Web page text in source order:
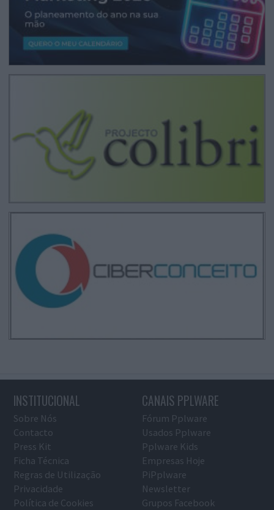
INSTITUCIONAL
Sobre Nós
Contacto
Press Kit
Ficha Técnica
Regras de Utilização
Privacidade
Política de Cookies
CANAIS PPLWARE
Fórum Pplware
Usados Pplware
Pplware Kids
Empresas Hoje
PiPplware
Newsletter
Grupos Facebook